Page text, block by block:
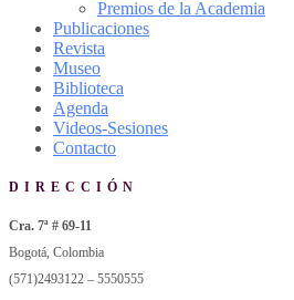
Premios de la Academia
Publicaciones
Revista
Museo
Biblioteca
Agenda
Videos-Sesiones
Contacto
DIRECCIÓN
Cra. 7ª # 69-11
Bogotá, Colombia
(571)2493122 – 5550555